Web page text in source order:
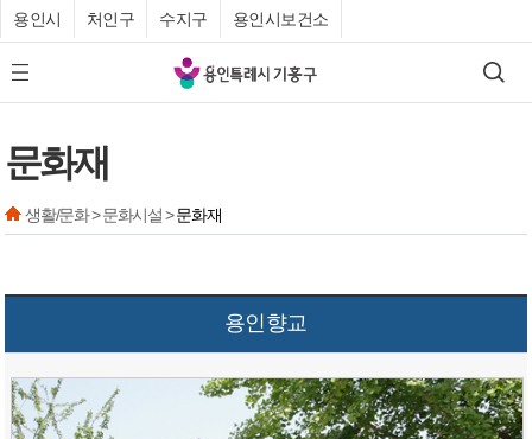
용인시 처인구 수지구 용인시보건소
모바일 메뉴 버튼
기
흥
검색
문화재
생활/문화 > 문화시설 >문화재
용인향교